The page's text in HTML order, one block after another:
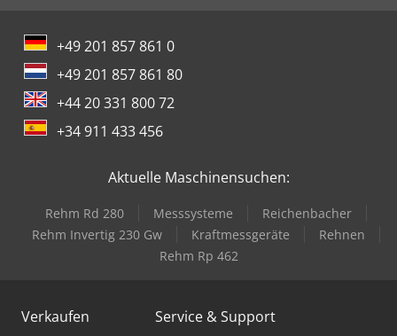
+49 201 857 861 0
+49 201 857 861 80
+44 20 331 800 72
+34 911 433 456
Aktuelle Maschinensuchen:
Rehm Rd 280 Messsysteme
Reichenbacher
Rehm Invertig 230 Gw
Kraftmessgeräte
Rehnen
Rehm Rp 462
Verkaufen Service & Support